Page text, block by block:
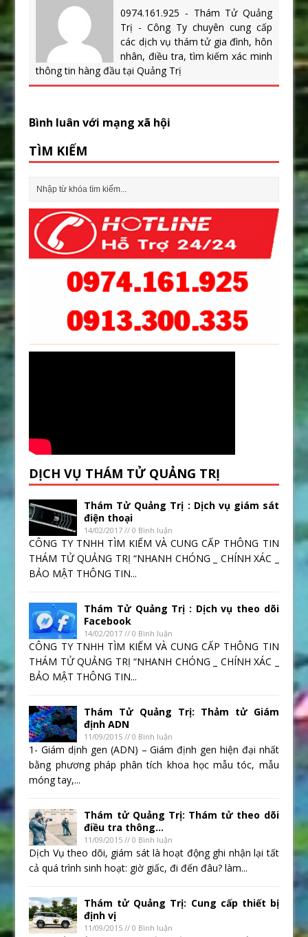
0974.161.925 - Thám Tử Quảng
Trị - Công Ty chuyên cung cấp
các dịch vụ thám tử gia đình, hôn
nhân, điều tra, tìm kiếm xác minh
thông tin hàng đầu tại Quảng Trị
Bình luân với mạng xã hội
TÌM KIẾM
DỊCH VỤ THÁM TỬ QUẢNG TRỊ
Thám Tử Quảng Trị : Dịch vụ giám sát
điện thoại
14/02/2017 // 0 Bình luận
CÔNG TY TNHH TÌM KIẾM VÀ CUNG CẤP THÔNG TIN
THÁM TỬ QUẢNG TRỊ “NHANH CHÓNG _ CHÍNH XÁC _
BẢO MẬT THÔNG TIN...
Thám Tử Quảng Trị : Dịch vụ theo dõi
Facebook
14/02/2017 // 0 Bình luận
CÔNG TY TNHH TÌM KIẾM VÀ CUNG CẤP THÔNG TIN
THÁM TỬ QUẢNG TRỊ “NHANH CHÓNG _ CHÍNH XÁC _
BẢO MẬT THÔNG TIN...
Thám Tử Quảng Trị: Thảm tử Giám
định ADN
11/09/2015 // 0 Bình luận
1- Giám dịnh gen (ADN) – Giám định gen hiện đại nhất
bằng phương pháp phân tích khoa học mẫu tóc, mẫu
móng tay,...
Thám tử Quảng Trị: Thám tử theo dõi
điều tra thông...
11/09/2015 // 0 Bình luận
Dịch Vụ theo dõi, giám sát là hoạt động ghi nhận lại tất
cả quá trình sinh hoạt: giờ giấc, đi đến đâu? làm...
Thám tử Quảng Trị: Cung cấp thiết bị
định vị
11/09/2015 // 0 Bình luận